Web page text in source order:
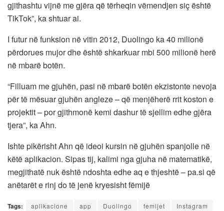
gjithashtu vijnë me gjëra që tërheqin vëmendjen siç është
TikTok”, ka shtuar ai.
I futur në funksion në vitin 2012, Duolingo ka 40 milionë
përdorues mujor dhe është shkarkuar mbi 500 milionë herë
në mbarë botën.
“Filluam me gjuhën, pasi në mbarë botën ekzistonte nevoja
për të mësuar gjuhën angleze – që menjëherë rrit koston e
projektit – por gjithmonë kemi dashur të sjellim edhe gjëra
tjera”, ka Ahn.
Ishte pikërisht Ahn që ideoi kursin në gjuhën spanjolle në
këtë aplikacion. Sipas tij, kalimi nga gjuha në matematikë,
megjithatë nuk është ndoshta edhe aq e thjeshtë – pa.si që
anëtarët e rinj do të jenë kryesisht fëmijë
Tags: aplikacione app Duolingo femijet
Instagram